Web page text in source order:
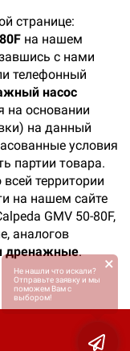
странице:
на нашем
с нами
телефонный
насос
на основании
на данный
условия
партии товара.
территории
на нашем сайте
GMV 50-80F,
аналогов
дренажные.
Не нашли что искали?
Отправьте заявку и мы
поможем Вам с
выбором!
×